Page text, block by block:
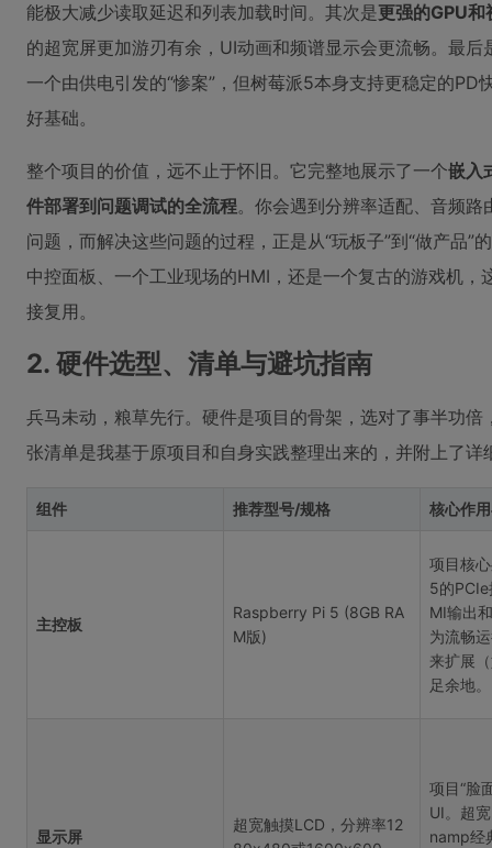
能极大减少读取延迟和列表加载时间。其次是更强的GPU
的超宽屏更加游刃有余，UI动画和频谱显示会更流畅。最后
一个由供电引发的“惨案”，但树莓派5本身支持更稳定的
好基础。
整个项目的价值，远不止于怀旧。它完整地展示了一个嵌入
件部署到问题调试的全流程。你会遇到分辨率适配、音频
问题，而解决这些问题的过程，正是从“玩板子”到“做产品”
中控面板、一个工业现场的HMI，还是一个复古的游戏机
接复用。
2. 硬件选型、清单与避坑指南
兵马未动，粮草先行。硬件是项目的骨架，选对了事半功倍
张清单是我基于原项目和自身实践整理出来的，并附上了详
组件 推荐型号/规格 核心作
主控板
Raspberry Pi 5 (8GB RA
M版)
项目核
5的
MI输出
为流畅
来扩展
足余地。
显示屏
超宽触摸LCD，分辨率12
项目“脸
UI。超
namp经